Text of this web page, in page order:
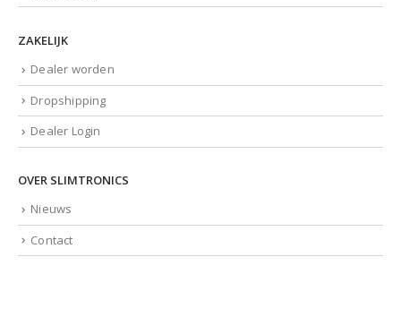
ZAKELIJK
Dealer worden
Dropshipping
Dealer Login
OVER SLIMTRONICS
Nieuws
Contact